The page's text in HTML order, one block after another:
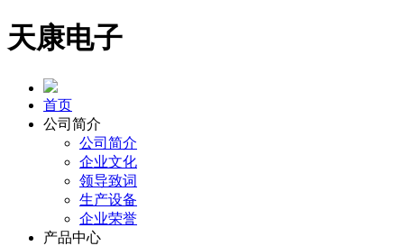
天康电子
首页
公司简介
公司简介
企业文化
领导致词
生产设备
企业荣誉
产品中心